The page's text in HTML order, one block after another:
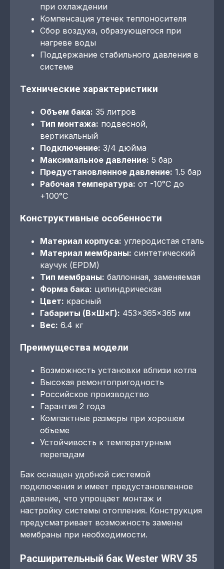
при охлаждении
Компенсация утечек теплоносителя
Сбор воздуха, образующегося при
нагреве воды
Поддержание стабильного давления в
системе
Технические характеристики
Объем бака: 35 литров
Тип монтажа: подвесной,
вертикальный
Подключение: 3/4 дюйма
Максимальное давление: 5 бар
Предустановленное давление: 1.5 бар
Рабочая температура: от -10°C до
+100°C
Конструктивные особенности
Материал корпуса: углеродистая сталь
Материал мембраны: синтетический
каучук (EPDM)
Тип мембраны: баллонная, заменяемая
Форма бака: цилиндрическая
Цвет: красный
Габариты (В×Ш×Г): 453×365×365 мм
Вес: 6.4 кг
Преимущества модели
Возможность установки вблизи котла
Высокая ремонтопригодность
Российское производство
Гарантия 2 года
Компактные размеры при хорошем
объеме
Устойчивость к температурным
перепадам
Бак оснащен удобной системой
подключения и имеет предустановленное
давление, что упрощает монтаж и
настройку системы отопления. Конструкция
предусматривает возможность замены
мембраны при необходимости.
Расширительный бак Wester WRV 35